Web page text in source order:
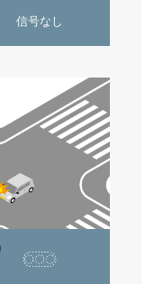
信号なし